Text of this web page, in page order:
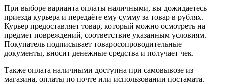
При выборе варианта оплаты наличными, вы дожидаетесь
приезда курьера и передаёте ему сумму за товар в рублях.
Курьер предоставляет товар, который можно осмотреть на
предмет повреждений, соответствие указанным условиям.
Покупатель подписывает товаросопроводительные
документы, вносит денежные средства и получает чек.
Также оплата наличными доступна при самовывозе из
магазина, оплаты по почте или использовании постамата.